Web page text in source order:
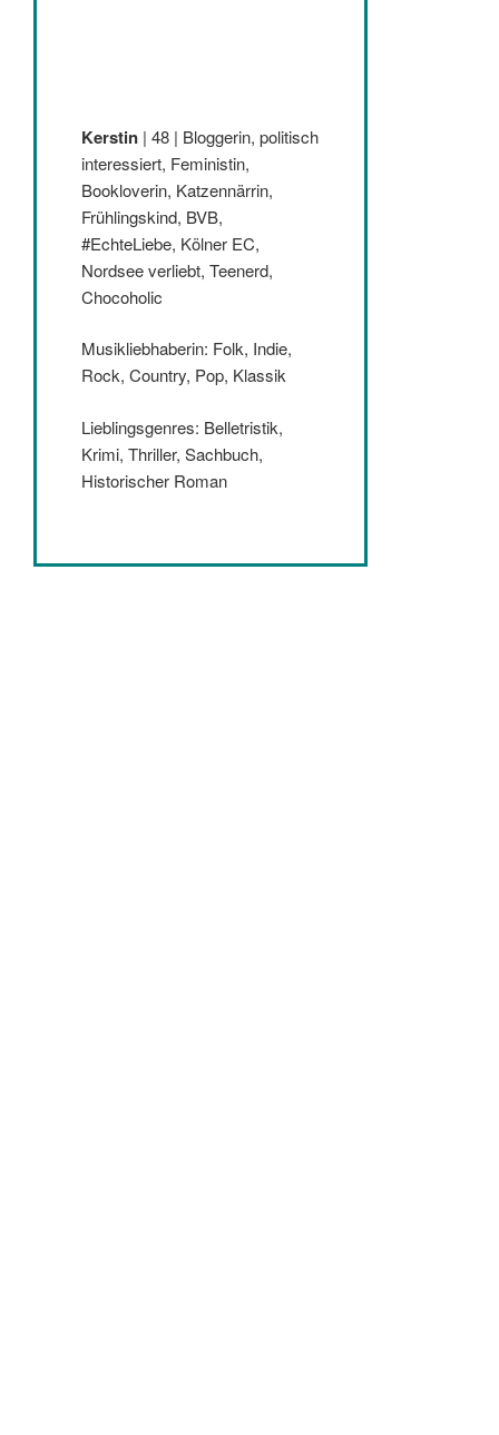
Kerstin | 48 | Bloggerin, politisch
interessiert, Feministin,
Bookloverin, Katzennärrin,
Frühlingskind, BVB,
#EchteLiebe, Kölner EC,
Nordsee verliebt, Teenerd,
Chocoholic
Musikliebhaberin: Folk, Indie,
Rock, Country, Pop, Klassik
Lieblingsgenres: Belletristik,
Krimi, Thriller, Sachbuch,
Historischer Roman